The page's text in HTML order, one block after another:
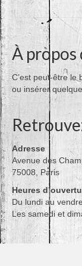
À propos
C’est peut-être le
ou insérer
Adresse
Avenue des
75008, Paris
Heures
Du lundi au
Les samedi et